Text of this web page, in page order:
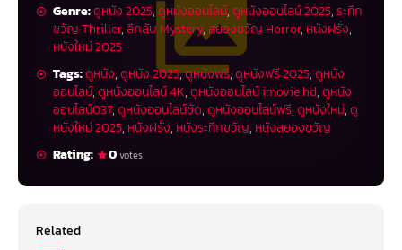
Genre:ดูหนัง 2025,ดูหนังออนไลน์,ดูหนังออนไลน์ 2025,ระทึก
ขวัญ Thriller,ลึกลับ Mystery,สยองขวัญ Horror, หนังฝรั่ง,
หนังใหม่ 2025
Tags:ดูหนัง,ดูหนัง 2025,ดูหนังฟรี,ดูหนังฟรี 2025,ดูหนัง
ออนไลน์,ดูหนังออนไลน์ 4K,ดูหนังออนไลน์ imovie hd,ดูหนัง
ออนไลน์037,ดูหนังออนไลน์ชัด,ดูหนังออนไลน์ฟรี,ดูหนังใหม่,ดู
หนังใหม่ 2025, หนังฝรั่ง, หนังระทึกขวัญ, หนังสยองขวัญ
Rating:
0votes
Related